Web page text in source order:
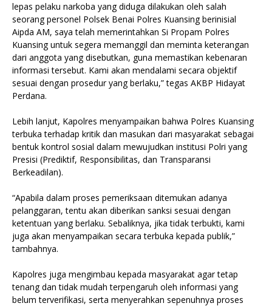
lepas pelaku narkoba yang diduga dilakukan oleh salah
seorang personel Polsek Benai Polres Kuansing berinisial
Aipda AM, saya telah memerintahkan Si Propam Polres
Kuansing untuk segera memanggil dan meminta keterangan
dari anggota yang disebutkan, guna memastikan kebenaran
informasi tersebut. Kami akan mendalami secara objektif
sesuai dengan prosedur yang berlaku,” tegas AKBP Hidayat
Perdana.
Lebih lanjut, Kapolres menyampaikan bahwa Polres Kuansing
terbuka terhadap kritik dan masukan dari masyarakat sebagai
bentuk kontrol sosial dalam mewujudkan institusi Polri yang
Presisi (Prediktif, Responsibilitas, dan Transparansi
Berkeadilan).
“Apabila dalam proses pemeriksaan ditemukan adanya
pelanggaran, tentu akan diberikan sanksi sesuai dengan
ketentuan yang berlaku. Sebaliknya, jika tidak terbukti, kami
juga akan menyampaikan secara terbuka kepada publik,”
tambahnya.
Kapolres juga mengimbau kepada masyarakat agar tetap
tenang dan tidak mudah terpengaruh oleh informasi yang
belum terverifikasi, serta menyerahkan sepenuhnya proses